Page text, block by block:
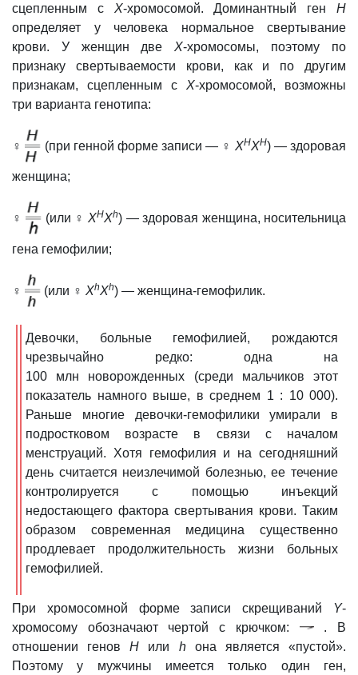
сцепленным с X-хромосомой. Доминантный генН
определяет у человека нормальное свертывание
крови. У женщин двеХ-хромосомы, поэтому по
признаку свертываемости крови, как и по другим
признакам, сцепленным с Х-хромосомой, возможны
три варианта генотипа:
♀ (при генной форме записи — ♀ ХНXH) — здоровая
женщина;
♀ (или ♀ ХНXh) — здоровая женщина, носительница
гена гемофилии;
♀ (или ♀ ХhXh) — женщина-гемофилик.
Девочки, больные гемофилией, рождаются
чрезвычайно редко: одна на
100 млн новорожденных (среди мальчиков этот
показатель намного выше, в среднем 1 : 10 000).
Раньше многие девочки-гемофилики умирали в
подростковом возрасте в связи с началом
менструаций. Хотя гемофилия и на сегодняшний
день считается неизлечимой болезнью, ее течение
контролируется с помощью инъекций
недостающего фактора свертывания крови. Таким
образом современная медицина существенно
продлевает продолжительность жизни больных
гемофилией.
При хромосомной форме записи скрещиваний Y-
хромосому обозначают чертой с крючком:
. В
отношении геновН или hона является «пустой».
Поэтому у мужчины имеется только один ген,